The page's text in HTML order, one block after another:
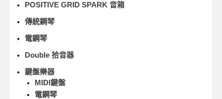
POSITIVE GRID SPARK 音箱
傳統鋼琴
電鋼琴
Double 拾音器
鍵盤樂器
MIDI鍵盤
電鋼琴